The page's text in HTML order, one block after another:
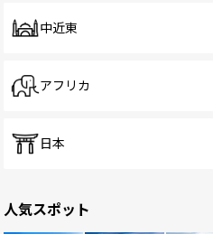
中近東
アフリカ
日本
人気スポット